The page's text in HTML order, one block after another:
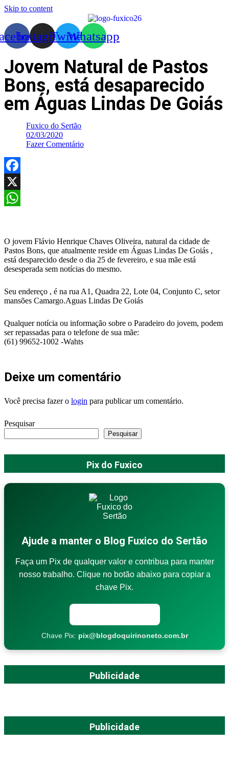
Skip to content
InstagramTwitterWhatsapp
Jovem Natural de Pastos
Bons, está desaparecido
em Águas Lindas De Goiás
Fuxico do Sertão
02/03/2020
Fazer Comentário
Facebook
X
O jovem Flávio Henrique Chaves Oliveira, natural da cidade de
Pastos Bons, que atualmente reside em Águas Lindas De Goiás ,
está desparecido desde o dia 25 de fevereiro, e sua mãe está
desesperada sem notícias do mesmo.
Seu endereço , é na rua A1, Quadra 22, Lote 04, Conjunto C, setor
mansões Camargo.Aguas Lindas De Goiás
Qualquer notícia ou informação sobre o Paradeiro do jovem, podem
ser repassadas para o telefone de sua mãe:
(61) 99652-1002 -Wahts
Deixe um comentário
Você precisa fazer o login para publicar um comentário.
Pesquisar
Pesquisar
Pix do Fuxico
Ajude a manter o Blog Fuxico do Sertão
Faça um Pix de qualquer valor e contribua para manter
nosso trabalho. Clique no botão abaixo para copiar a
chave Pix.
Chave Pix: pix@blogdoquirinoneto.com.br
Publicidade
Publicidade